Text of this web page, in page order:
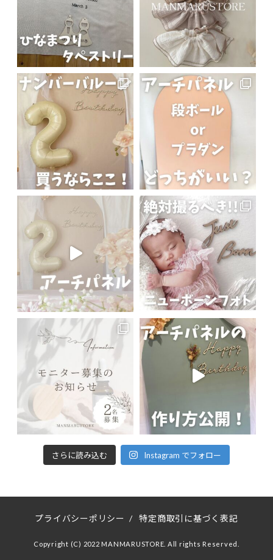
さらに読み込む Instagram でフォロー
プライバシーポリシー / 特定商取引に基づく表記
Copyright (C) 2022 MANMARUSTORE. All rights Reserved.